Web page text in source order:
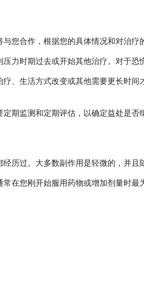
您合作，根据您的具体情况和对治疗
力时期过去或开始其他治疗。对于
、生活方式改变或其他需要更长时
期监测和定期评估，以确定益处是
历过。大多数副作用是轻微的，并且
在您刚开始服用药物或增加剂量时最